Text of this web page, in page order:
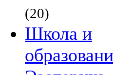
(20)
Школа и